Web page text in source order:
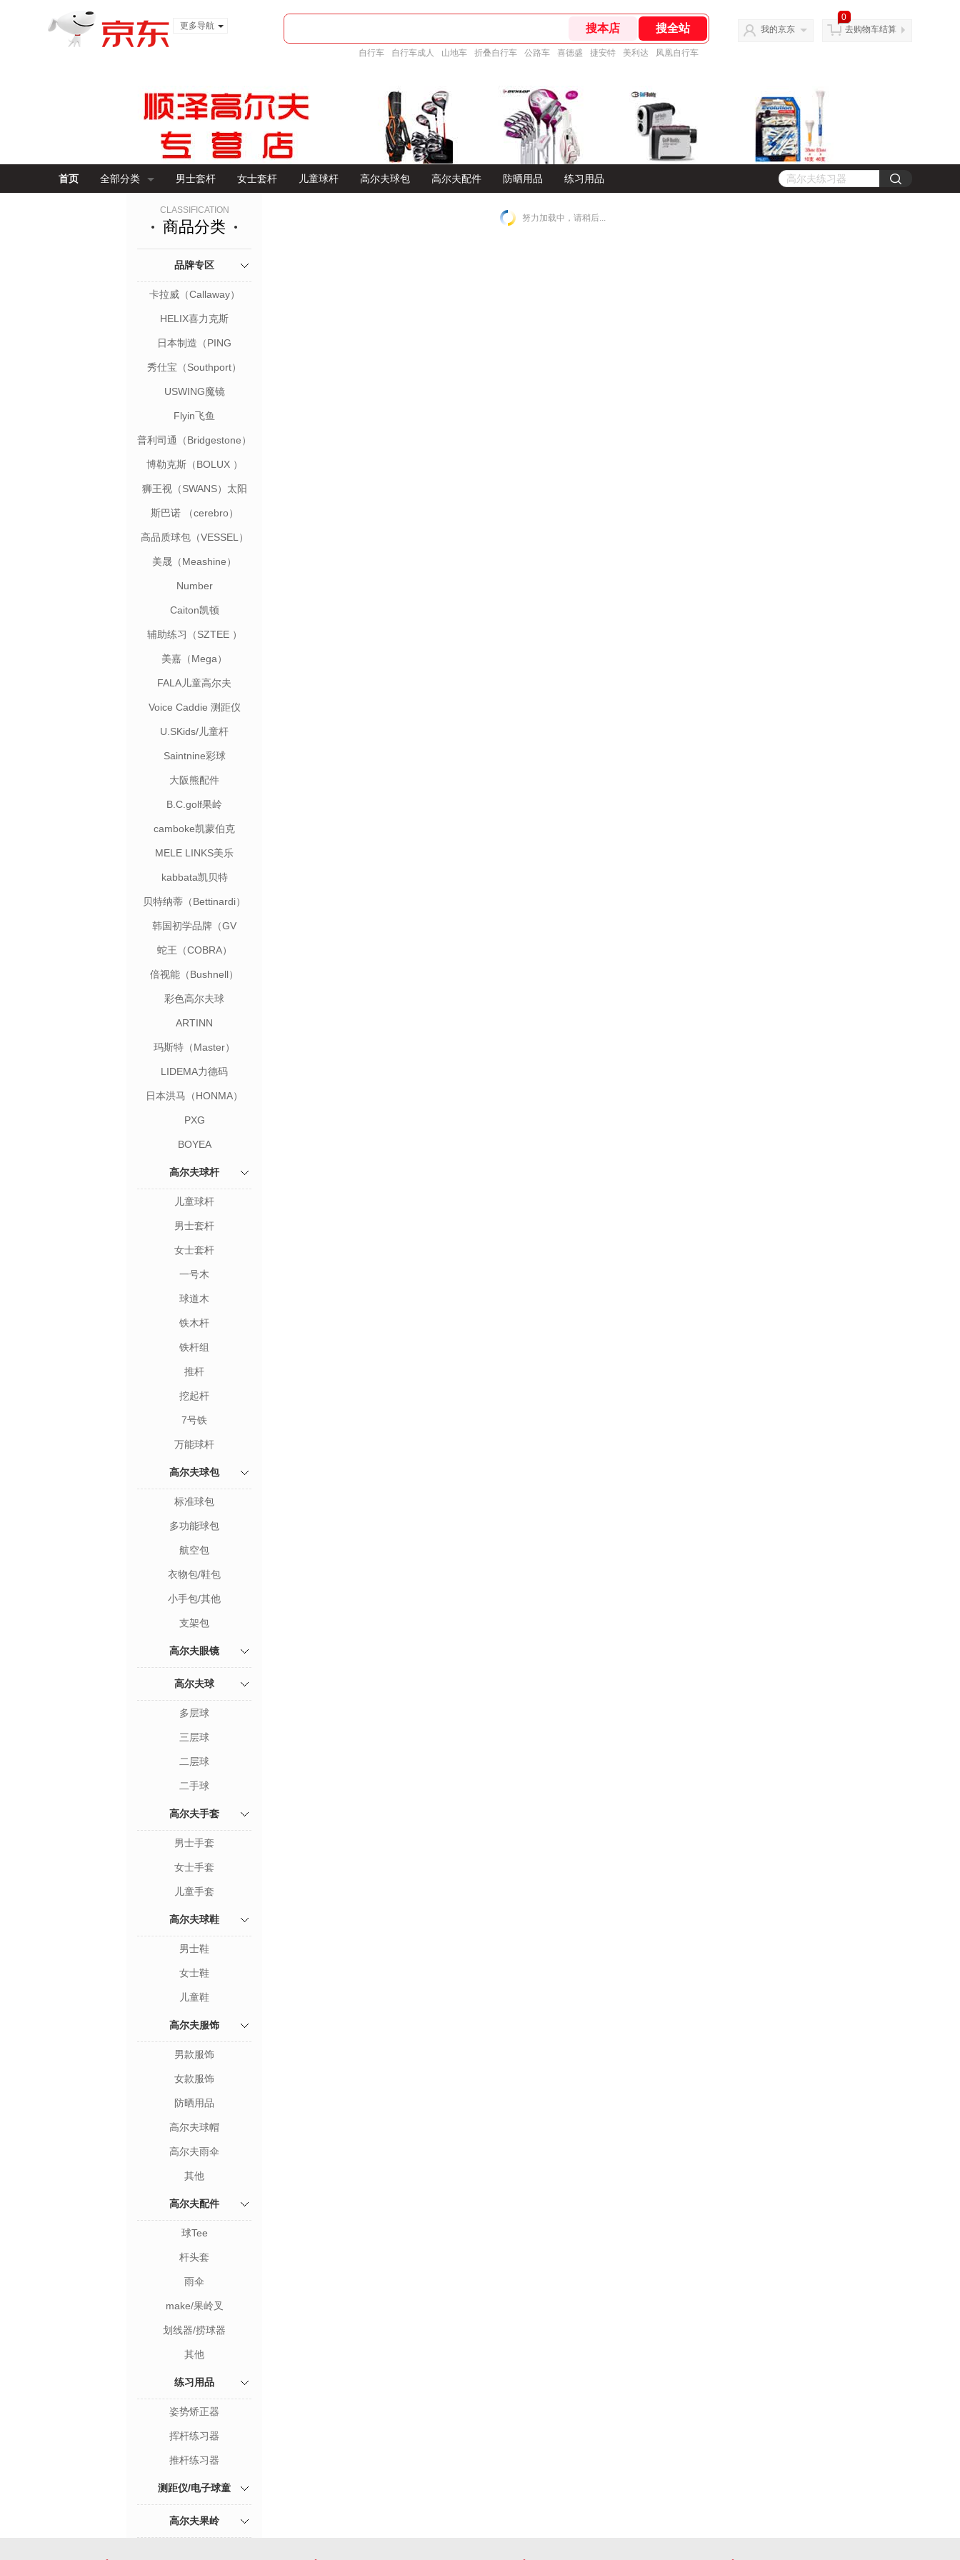
更多导航
自行车 自行车成人 山地车 折叠自行车 公路车 喜德盛 捷安特 美利达 凤凰自行车
我的京东
0
去购物车结算
首页 全部分类 男士套杆 女士套杆 儿童球杆 高尔夫球包 高尔夫配件 防晒用品 练习用品
CLASSIFICATION
商品分类
品牌专区
卡拉威（Callaway）
HELIX喜力克斯
日本制造（PING
秀仕宝（Southport）
USWING魔镜
Flyin飞鱼
普利司通（Bridgestone）
博勒克斯（BOLUX ）
狮王视（SWANS）太阳
斯巴诺 （cerebro）
高品质球包（VESSEL）
美晟（Meashine）
Number
Caiton凯顿
辅助练习（SZTEE ）
美嘉（Mega）
FALA儿童高尔夫
Voice Caddie 测距仪
U.SKids/儿童杆
Saintnine彩球
大阪熊配件
B.C.golf果岭
camboke凯蒙伯克
MELE LINKS美乐
kabbata凯贝特
贝特纳蒂（Bettinardi）
韩国初学品牌（GV
蛇王（COBRA）
倍视能（Bushnell）
彩色高尔夫球
ARTINN
玛斯特（Master）
LIDEMA力德码
日本洪马（HONMA）
PXG
BOYEA
高尔夫球杆
儿童球杆
男士套杆
女士套杆
一号木
球道木
铁木杆
铁杆组
推杆
挖起杆
7号铁
万能球杆
高尔夫球包
标准球包
多功能球包
航空包
衣物包/鞋包
小手包/其他
支架包
高尔夫眼镜
高尔夫球
多层球
三层球
二层球
二手球
高尔夫手套
男士手套
女士手套
儿童手套
高尔夫球鞋
男士鞋
女士鞋
儿童鞋
高尔夫服饰
男款服饰
女款服饰
防晒用品
高尔夫球帽
高尔夫雨伞
其他
高尔夫配件
球Tee
杆头套
雨伞
make/果岭叉
划线器/捞球器
其他
练习用品
姿势矫正器
挥杆练习器
推杆练习器
测距仪/电子球童
高尔夫果岭
努力加载中，请稍后...